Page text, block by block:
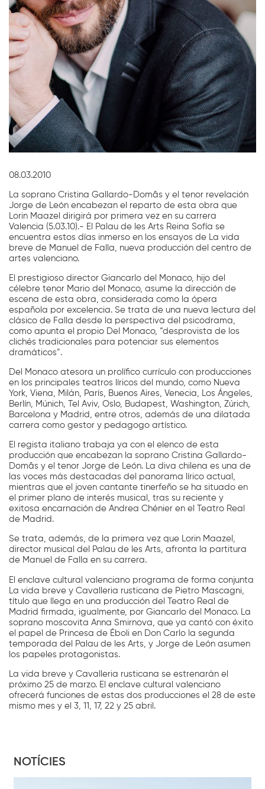
08.03.2010
La soprano Cristina Gallardo-Domâs y el tenor revelación
Jorge de León encabezan el reparto de esta obra que
Lorin Maazel dirigirá por primera vez en su carrera
Valencia (5.03.10).- El Palau de les Arts Reina Sofía se
encuentra estos días inmerso en los ensayos de La vida
breve de Manuel de Falla, nueva producción del centro de
artes valenciano.
El prestigioso director Giancarlo del Monaco, hijo del
célebre tenor Mario del Monaco, asume la dirección de
escena de esta obra, considerada como la ópera
española por excelencia. Se trata de una nueva lectura del
clásico de Falla desde la perspectiva del psicodrama,
como apunta el propio Del Monaco, “desprovista de los
clichés tradicionales para potenciar sus elementos
dramáticos”.
Del Monaco atesora un prolífico currículo con producciones
en los principales teatros líricos del mundo, como Nueva
York, Viena, Milán, París, Buenos Aires, Venecia, Los Ángeles,
Berlín, Múnich, Tel Aviv, Oslo, Budapest, Washington, Zúrich,
Barcelona y Madrid, entre otros, además de una dilatada
carrera como gestor y pedagogo artístico.
El regista italiano trabaja ya con el elenco de esta
producción que encabezan la soprano Cristina Gallardo-
Domâs y el tenor Jorge de León. La diva chilena es una de
las voces más destacadas del panorama lírico actual,
mientras que el joven cantante tinerfeño se ha situado en
el primer plano de interés musical, tras su reciente y
exitosa encarnación de Andrea Chénier en el Teatro Real
de Madrid.
Se trata, además, de la primera vez que Lorin Maazel,
director musical del Palau de les Arts, afronta la partitura
de Manuel de Falla en su carrera.
El enclave cultural valenciano programa de forma conjunta
La vida breve y Cavalleria rusticana de Pietro Mascagni,
título que llega en una producción del Teatro Real de
Madrid firmada, igualmente, por Giancarlo del Monaco. La
soprano moscovita Anna Smirnova, que ya cantó con éxito
el papel de Princesa de Éboli en Don Carlo la segunda
temporada del Palau de les Arts, y Jorge de León asumen
los papeles protagonistas.
La vida breve y Cavalleria rusticana se estrenarán el
próximo 25 de marzo. El enclave cultural valenciano
ofrecerá funciones de estas dos producciones el 28 de este
mismo mes y el 3, 11, 17, 22 y 25 abril.
NOTÍCIES